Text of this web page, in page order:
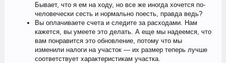
Бывает, что я ем на ходу, но все же иногда хочется по-
человечески сесть и нормально поесть, правда ведь?
Вы оплачиваете счета и следите за расходами. Нам
кажется, вы умеете это делать. А еще мы надеемся, что
вам понравится это обновление, потому что мы
изменили налоги на участок — их размер теперь лучше
соответствует характеристикам участка.